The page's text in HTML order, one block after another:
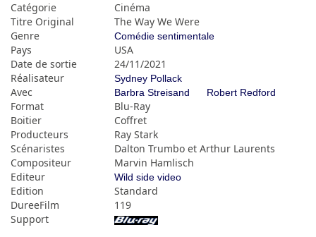
Catégorie
Cinéma
Titre Original
The Way We Were
Genre
Comédie sentimentale
Pays
USA
Date de sortie
24/11/2021
Réalisateur
Sydney Pollack
Avec Barbra Streisand Robert Redford
Format
Blu-Ray
Boitier
Coffret
Producteurs
Ray Stark
Scénaristes
Dalton Trumbo et Arthur Laurents
Compositeur
Marvin Hamlisch
Editeur
Wild side video
Edition
Standard
DureeFilm
119
Support